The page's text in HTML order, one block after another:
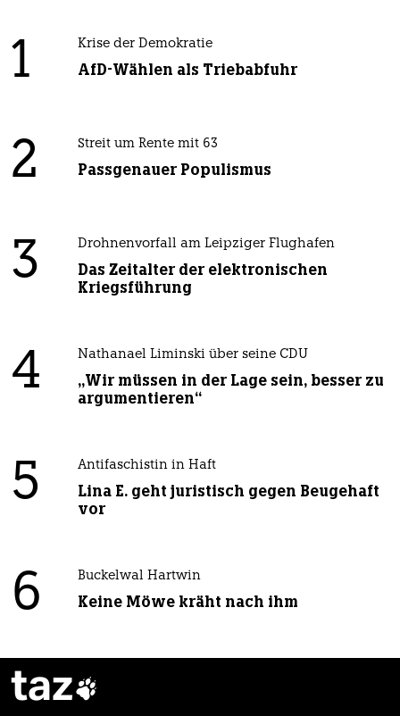
1 Krise der Demokratie
AfD-Wählen als Triebabfuhr
2 Streit um Rente mit 63
Passgenauer Populismus
3 Drohnenvorfall am Leipziger Flughafen
Das Zeitalter der elektronischen
Kriegsführung
4 Nathanael Liminski über seine CDU
„Wir müssen in der Lage sein, besser zu
argumentieren“
5 Antifaschistin in Haft
Lina E. geht juristisch gegen Beugehaft
vor
6 Buckelwal Hartwin
Keine Möwe kräht nach ihm
taz